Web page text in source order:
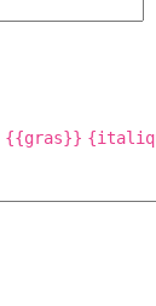
{{gras}}